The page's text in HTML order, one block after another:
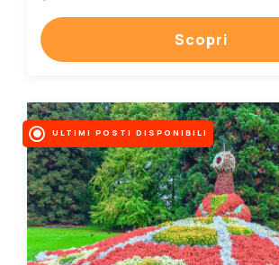
Scopri
ULTIMI POSTI DISPONIBILI